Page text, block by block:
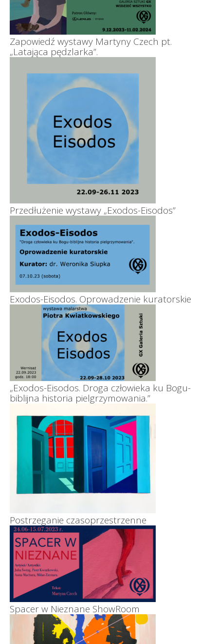
Zapowiedź wystawy Martyny Czech pt.
„Latająca pędzlarka”.
Przedłużenie wystawy „Exodos-Eisodos”
Exodos-Eisodos. Oprowadzenie kuratorskie
„Exodos-Eisodos. Droga człowieka ku Bogu-
biblijna historia pielgrzymowania.”
Postrzeganie czasoprzestrzenne
Spacer w Nieznane ShowRoom